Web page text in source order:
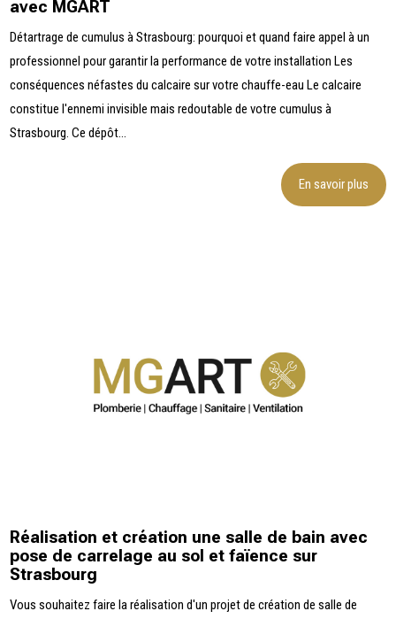
avec MGART
Détartrage de cumulus à Strasbourg: pourquoi et quand faire appel à un
professionnel pour garantir la performance de votre installation Les
conséquences néfastes du calcaire sur votre chauffe-eau Le calcaire
constitue l'ennemi invisible mais redoutable de votre cumulus à
Strasbourg. Ce dépôt...
En savoir plus
Réalisation et création une salle de bain avec
pose de carrelage au sol et faïence sur
Strasbourg
Vous souhaitez faire la réalisation d'un projet de création de salle de